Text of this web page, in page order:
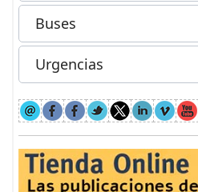
Buses
Urgencias